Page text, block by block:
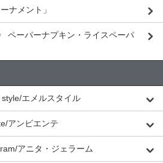
ナメント」
ペーパーナプキン・ライスペーパ
エメルスタイル
アンビエンテ
アニタ・ジェラーム